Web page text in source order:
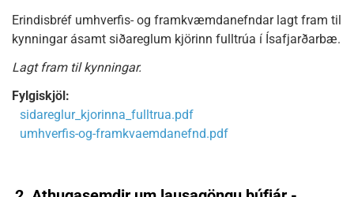
Erindisbréf umhverfis- og framkvæmdanefndar lagt fram til
kynningar ásamt siðareglum kjörinn fulltrúa í Ísafjarðarbæ.
Lagt fram til kynningar.
Fylgiskjöl:
sidareglur_kjorinna_fulltrua.pdf
umhverfis-og-framkvaemdanefnd.pdf